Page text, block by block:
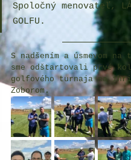
Spoločný menovateľ,
GOLFU.
S nadšením a úsmevom na
sme odštartovali prvé
golfového turnaja na
Zoborom.